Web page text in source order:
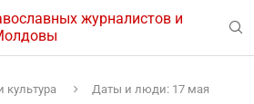
журналистов и
культура Даты и люди: 17 мая